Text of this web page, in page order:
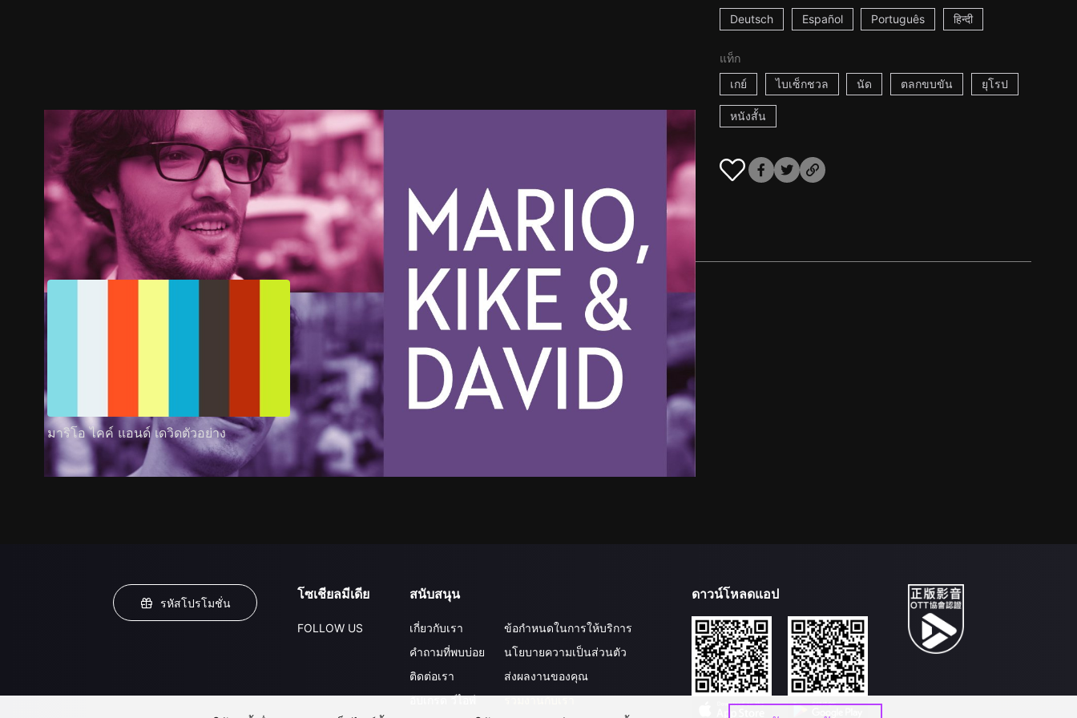
Deutsch Español Português हिन्दी
แท็ก
เกย์
ไบเซ็กชวล นัด ตลกขบขัน ยุโรป
หนังสั้น
ตัวอย่าง ภาพนิ่ง เนื้อหาที่แนะนำ รายละเอียด
มาริโอ ไคค์ แอนด์ เดวิดตัวอย่าง
รหัสโปรโมชั่น
โซเชียลมีเดีย
FOLLOW US
สนับสนุน
เกี่ยวกับเรา
คำถามที่พบบ่อย
ติดต่อเรา
อัปเกรด วีไอพี
ข้อกำหนดในการให้บริการ
นโยบายความเป็นส่วนตัว
ส่งผลงานของคุณ
ร่วมงานกับเรา
ดาวน์โหลดแอป